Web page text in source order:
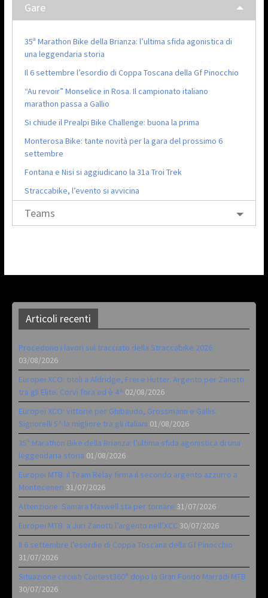
Gare
35ª Marathon Bike della Brianza: l’ultima sfida agonistica di
una leggendaria storia
Il 6 settembre l’esordio di Coppa Toscana della Gf Pinocchio
“Au revoir” Monselice in Rosa. Il campionato italiano
marathon passa a Gallio
Si chiude il Prealpi Bike Challenge: buona la prima
Monterosa Bike: tante novità per la gara del prossimo 6
settembre
Fontana e Nisi si aggiudicano la 31a Troi Trek
Straccabike, l’evento si avvicina
Teams
Articoli recenti
Procedono i lavori sul tracciato della Straccabike 2026
03/08/2026
Europei XCO: titoli a Aldridge, Frei e Hutter. Argento per Zanotti
tra gli Elite. Corvi fora ed è 4^ 02/08/2026
Europei XCO: vittorie per Ghibaudo, Grossmann e Gallis.
Signorelli 5^ la migliore tra gli italiani 01/08/2026
35ª Marathon Bike della Brianza: l’ultima sfida agonistica di una
leggendaria storia 01/08/2026
Europei MTB: il Team Relay firma il secondo argento azzurro a
Monteceneri 31/07/2026
Attenzione: Samara Maxwell sta per tornare 31/07/2026
Europei MTB: a Juri Zanotti l’argento nell’XCC 30/07/2026
Il 6 settembre l’esordio di Coppa Toscana della Gf Pinocchio
31/07/2026
Situazione circuiti Contest360° dopo la Gran Fondo Marradi MTB
30/07/2026